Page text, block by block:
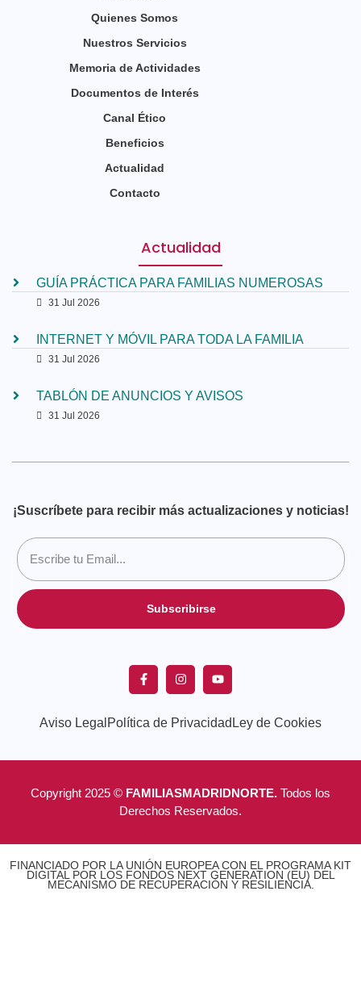
Quienes Somos
Nuestros Servicios
Memoria de Actividades
Documentos de Interés
Canal Ético
Beneficios
Actualidad
Contacto
Actualidad
GUÍA PRÁCTICA PARA FAMILIAS NUMEROSAS
31 Jul 2026
INTERNET Y MÓVIL PARA TODA LA FAMILIA
31 Jul 2026
TABLÓN DE ANUNCIOS Y AVISOS
31 Jul 2026
¡Suscríbete para recibir más actualizaciones y noticias!
Subscribirse
Aviso Legal Política de Privacidad Ley de Cookies
Copyright 2025 © FAMILIASMADRIDNORTE. Todos los
Derechos Reservados.
FINANCIADO POR LA UNIÓN EUROPEA CON EL PROGRAMA KIT
DIGITAL POR LOS FONDOS NEXT GENERATION (EU) DEL
MECANISMO DE RECUPERACIÓN Y RESILIENCIA.